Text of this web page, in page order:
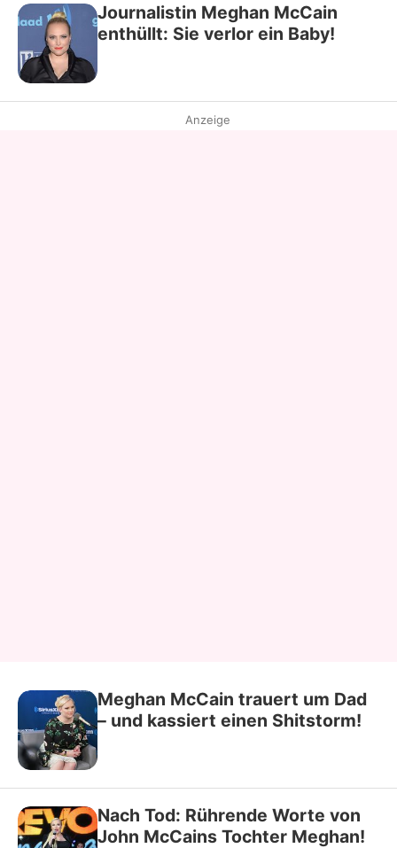
Journalistin Meghan McCain
enthüllt: Sie verlor ein Baby!
Anzeige
Meghan McCain trauert um Dad
– und kassiert einen Shitstorm!
Nach Tod: Rührende Worte von
John McCains Tochter Meghan!